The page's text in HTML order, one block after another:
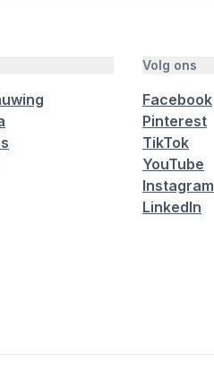
Volg ons
Facebook
Pinterest
TikTok
YouTube
Instagram
LinkedIn